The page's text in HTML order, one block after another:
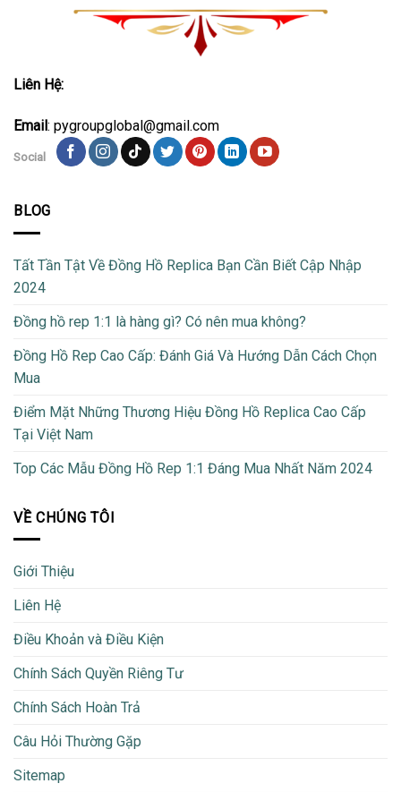
Liên Hệ:
Email: pygroupglobal@gmail.com
Social
BLOG
Tất Tần Tật Về Đồng Hồ Replica Bạn Cần Biết Cập Nhập
2024
Đồng hồ rep 1:1 là hàng gì? Có nên mua không?
Đồng Hồ Rep Cao Cấp: Đánh Giá Và Hướng Dẫn Cách Chọn
Mua
Điểm Mặt Những Thương Hiệu Đồng Hồ Replica Cao Cấp
Tại Việt Nam
Top Các Mẫu Đồng Hồ Rep 1:1 Đáng Mua Nhất Năm 2024
VỀ CHÚNG TÔI
Giới Thiệu
Liên Hệ
Điều Khoản và Điều Kiện
Chính Sách Quyền Riêng Tư
Chính Sách Hoàn Trả
Câu Hỏi Thường Gặp
Sitemap